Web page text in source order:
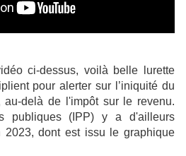
ci-dessus, voilà belle lurette
pour alerter sur l’iniquité du
au-delà de l'impôt sur le revenu.
publiques (IPP) y a d'ailleurs
2023, dont est issu le graphique